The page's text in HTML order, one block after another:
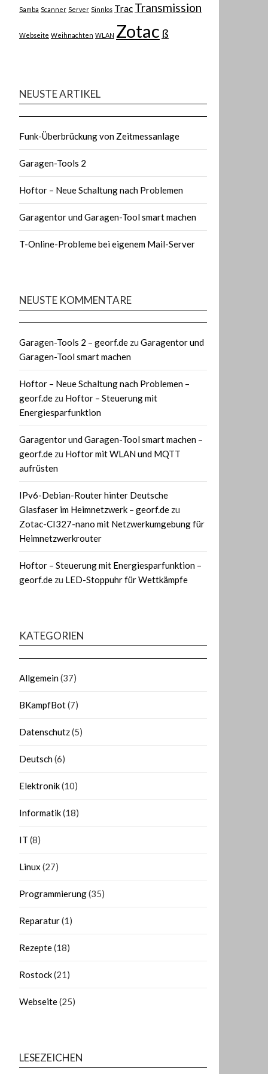
Samba Scanner Server Sinnlos Trac Transmission
Webseite Weihnachten WLAN Zotac ß
NEUSTE ARTIKEL
Funk-Überbrückung von Zeitmessanlage
Garagen-Tools 2
Hoftor – Neue Schaltung nach Problemen
Garagentor und Garagen-Tool smart machen
T-Online-Probleme bei eigenem Mail-Server
NEUSTE KOMMENTARE
Garagen-Tools 2 – georf.de zu Garagentor und
Garagen-Tool smart machen
Hoftor – Neue Schaltung nach Problemen –
georf.de zu Hoftor – Steuerung mit
Energiesparfunktion
Garagentor und Garagen-Tool smart machen –
georf.de zu Hoftor mit WLAN und MQTT
aufrüsten
IPv6-Debian-Router hinter Deutsche
Glasfaser im Heimnetzwerk – georf.de zu
Zotac-CI327-nano mit Netzwerkumgebung für
Heimnetzwerkrouter
Hoftor – Steuerung mit Energiesparfunktion –
georf.de zu LED-Stoppuhr für Wettkämpfe
KATEGORIEN
Allgemein(37)
BKampfBot(7)
Datenschutz(5)
Deutsch(6)
Elektronik(10)
Informatik(18)
IT (8)
Linux (27)
Programmierung(35)
Reparatur(1)
Rezepte(18)
Rostock(21)
Webseite(25)
LESEZEICHEN